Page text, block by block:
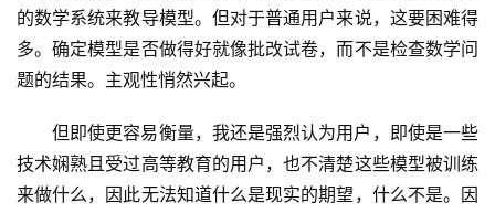
的数学系统来教导模型。但对于普通用户来说，这要困难得
多。确定模型是否做得好就像批改试卷，而不是检查数学问
题的结果。主观性悄然兴起。
但即使更容易衡量，我还是强烈认为用户，即使是一些
技术娴熟且受过高等教育的用户，也不清楚这些模型被训练
来做什么，因此无法知道什么是现实的期望，什么不是。因